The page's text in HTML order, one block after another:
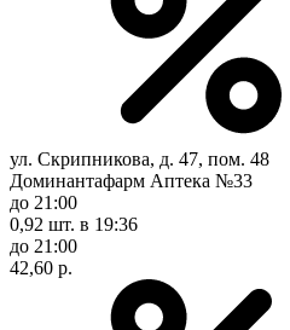
ул. Скрипникова, д. 47, пом. 48
Доминантафарм Аптека №33
до 21:00
0,92 шт. в 19:36
до 21:00
42,60 р.